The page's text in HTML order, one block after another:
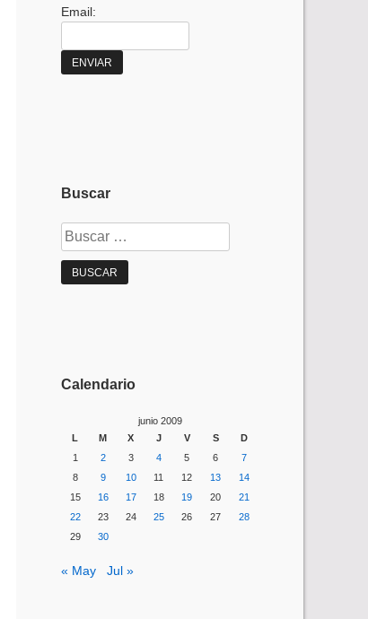
Email:
Buscar
Buscar:
Calendario
junio 2009
L
M X J V S
D
1
2 3 4 5 6
7
8
9 10 11 12 13
14
15
16 17 18 19 20
21
22
23 24 25 26 27
28
29
30
« May Jul »